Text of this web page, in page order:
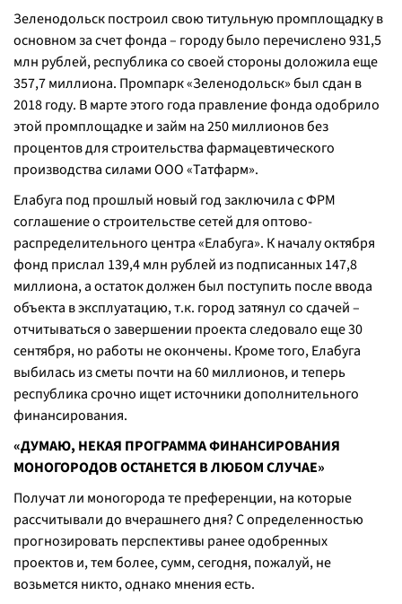
Зеленодольск построил свою титульную промплощадку в
основном за счет фонда – городу было перечислено 931,5
млн рублей, республика со своей стороны доложила еще
357,7 миллиона. Промпарк «Зеленодольск» был сдан в
2018 году. В марте этого года правление фонда одобрило
этой промплощадке и займ на 250 миллионов без
процентов для строительства фармацевтического
производства силами ООО «Татфарм».
Елабуга под прошлый новый год заключила с ФРМ
соглашение о строительстве сетей для оптово-
распределительного центра «Елабуга». К началу октября
фонд прислал 139,4 млн рублей из подписанных 147,8
миллиона, а остаток должен был поступить после ввода
объекта в эксплуатацию, т.к. город затянул со сдачей –
отчитываться о завершении проекта следовало еще 30
сентября, но работы не окончены. Кроме того, Елабуга
выбилась из сметы почти на 60 миллионов, и теперь
республика срочно ищет источники дополнительного
финансирования.
«ДУМАЮ, НЕКАЯ ПРОГРАММА ФИНАНСИРОВАНИЯ
МОНОГОРОДОВ ОСТАНЕТСЯ В ЛЮБОМ СЛУЧАЕ»
Получат ли моногорода те преференции, на которые
рассчитывали до вчерашнего дня? С определенностью
прогнозировать перспективы ранее одобренных
проектов и, тем более, сумм, сегодня, пожалуй, не
возьмется никто, однако мнения есть.